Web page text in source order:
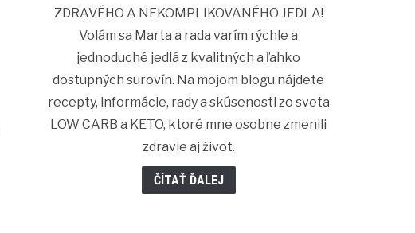
ZDRAVÉHO A NEKOMPLIKOVANÉHO JEDLA!
Volám sa Marta a rada varím rýchle a
jednoduché jedlá z kvalitných a ľahko
dostupných surovín. Na mojom blogu nájdete
recepty, informácie, rady a skúsenosti zo sveta
LOW CARB a KETO, ktoré mne osobne zmenili
zdravie aj život.
ČÍTAŤ ĎALEJ